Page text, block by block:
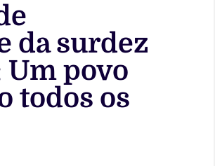
da surdez
povo
todos os